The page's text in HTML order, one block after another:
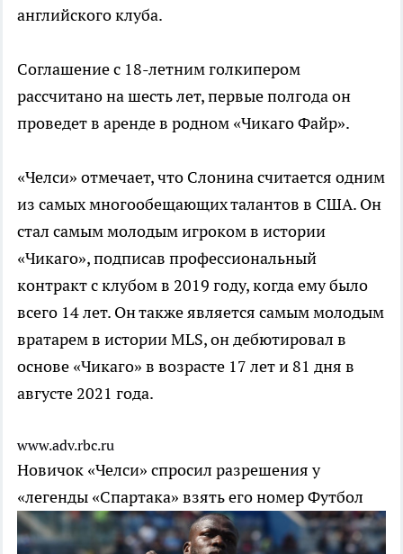
английского клуба.
Соглашение с 18-летним голкипером
рассчитано на шесть лет, первые полгода он
проведет в аренде в родном «Чикаго Файр».
«Челси» отмечает, что Слонина считается одним
из самых многообещающих талантов в США. Он
стал самым молодым игроком в истории
«Чикаго», подписав профессиональный
контракт с клубом в 2019 году, когда ему было
всего 14 лет. Он также является самым молодым
вратарем в истории MLS, он дебютировал в
основе «Чикаго» в возрасте 17 лет и 81 дня в
августе 2021 года.
www.adv.rbc.ru
Новичок «Челси» спросил разрешения у
«легенды «Спартака» взять его номерФутбол